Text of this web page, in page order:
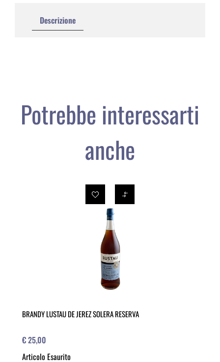
Descrizione
Potrebbe interessarti
anche
BRANDY LUSTAU DE JEREZ SOLERA RESERVA
€ 25,00
Articolo Esaurito